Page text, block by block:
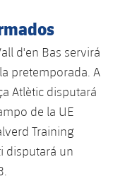
d'en Bas servirá
pretemporada. A
Atlètic disputará
de la UE
Training
disputará un